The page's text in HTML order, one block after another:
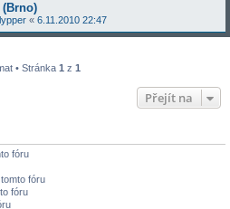
« 6.11.2010 22:47
• Stránka 1 z 1
Přejít na
fóru
fóru
fóru